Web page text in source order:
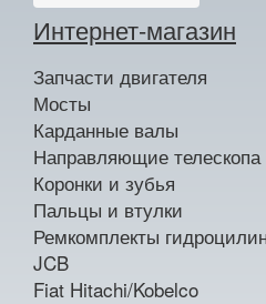
Интернет-магазин
Запчасти двигателя
Мосты
Карданные валы
Направляющие телескопа
Коронки и зубья
Пальцы и втулки
Ремкомплекты
JCB
Fiat Hitachi/Kobelco